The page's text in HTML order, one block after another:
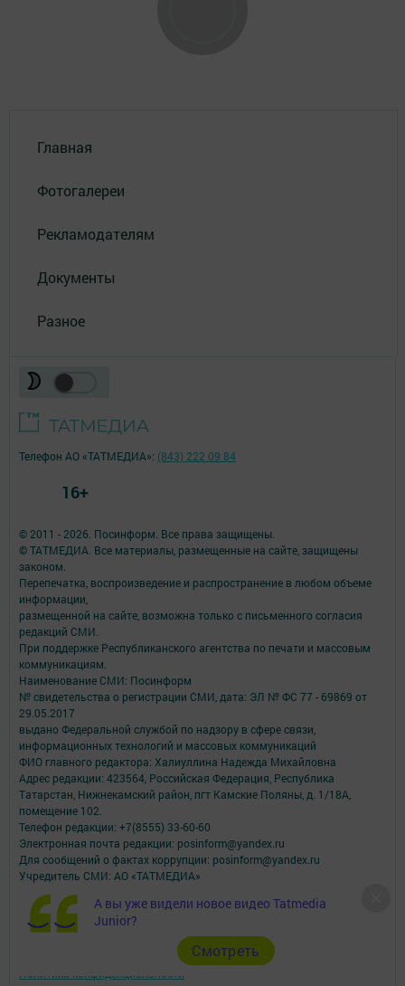
Главная
Фотогалереи
Рекламодателям
Документы
Разное
А вы уже видели новое видео Tatmedia
Junior?
Cмотреть
© 2011 - 2026. Посинформ. Все права защищены.
© ТАТМЕДИА. Все материалы, размещенные на сайте, защищены
законом.
Перепечатка, воспроизведение и распространение в любом объеме
информации,
размещенной на сайте, возможна только с письменного согласия
редакций СМИ.
При поддержке Республиканского агентства по печати и массовым
коммуникациям.
Наименование СМИ: Посинформ
№ свидетельства о регистрации СМИ, дата: ЭЛ № ФС 77 - 69869 от
29.05.2017
выдано Федеральной службой по надзору в сфере связи,
информационных технологий и массовых коммуникаций
ФИО главного редактора: Халиуллина Надежда Михайловна
Адрес редакции: 423564, Российская Федерация, Республика
Татарстан, Нижнекамский район, пгт Камские Поляны, д. 1/18А,
помещение 102.
Телефон редакции: +7(8555) 33-60-60
Электронная почта редакции: posinform@yandex.ru
Для сообщений о фактах коррупции: posinform@yandex.ru
Учредитель СМИ: АО «ТАТМЕДИА»
Антикоррупционная политика
АО «ТАТМЕДИА» использует «cookie»
удобства пользователей сайтом.
Использование «cookie» можно отменить в настройках браузера.
Политика конфиденциальности
Телефон АО «ТАТМЕДИА»: (843) 222 09 84
16+